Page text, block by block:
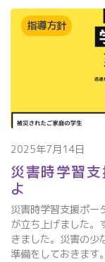
指導方針
2025年7月14日
災害時学習
よ
災害時学習支援ポー
が立ち上げました。
きました。災害の少
準備をしておきま